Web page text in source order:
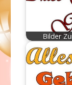
Bilder